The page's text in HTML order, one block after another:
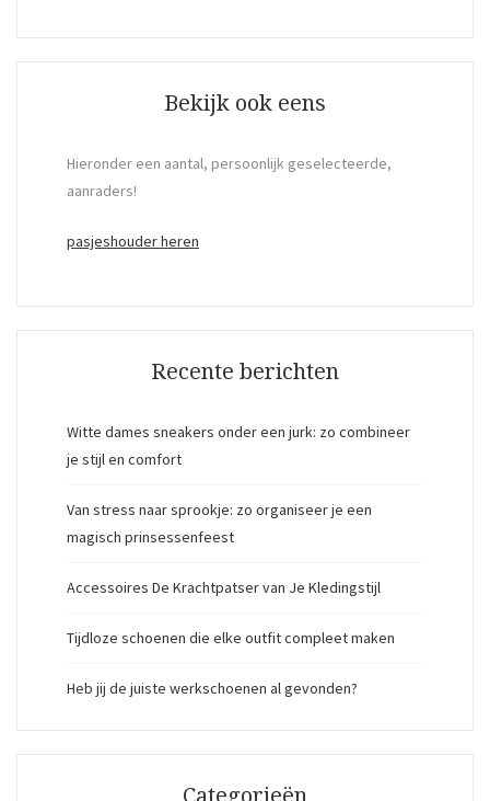
Bekijk ook eens
Hieronder een aantal, persoonlijk geselecteerde,
aanraders!
pasjeshouder heren
Recente berichten
Witte dames sneakers onder een jurk: zo combineer
je stijl en comfort
Van stress naar sprookje: zo organiseer je een
magisch prinsessenfeest
Accessoires De Krachtpatser van Je Kledingstijl
Tijdloze schoenen die elke outfit compleet maken
Heb jij de juiste werkschoenen al gevonden?